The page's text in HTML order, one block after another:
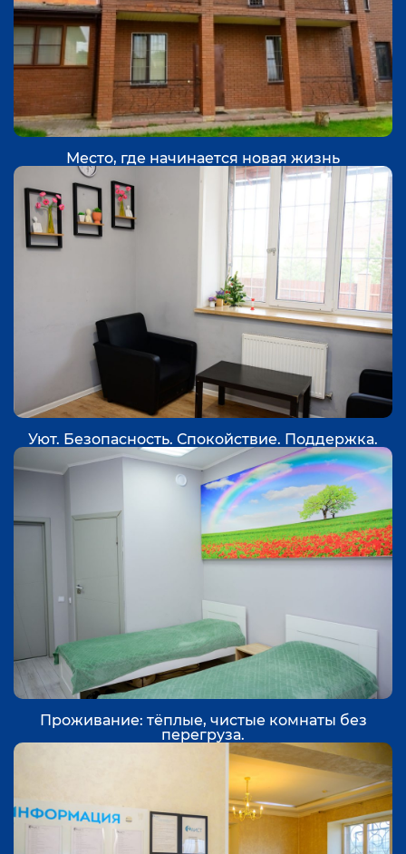
Место, где начинается новая жизнь
Уют. Безопасность. Спокойствие. Поддержка.
Проживание: тёплые, чистые комнаты без
перегруза.